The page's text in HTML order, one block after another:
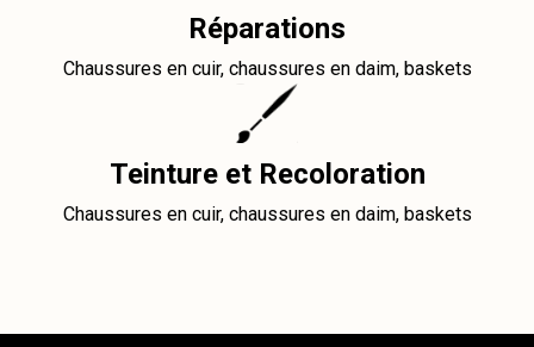
Réparations
Chaussures en cuir, chaussures en daim, baskets
Teinture et Recoloration
Chaussures en cuir, chaussures en daim, baskets